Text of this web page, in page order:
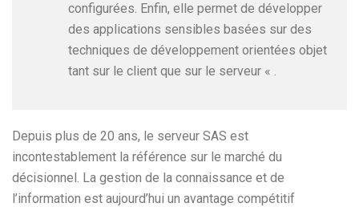
configurées. Enfin, elle permet de développer
des applications sensibles basées sur des
techniques de développement orientées objet
tant sur le client que sur le serveur « .
Depuis plus de 20 ans, le serveur SAS est
incontestablement la référence sur le marché du
décisionnel. La gestion de la connaissance et de
l’information est aujourd’hui un avantage compétitif